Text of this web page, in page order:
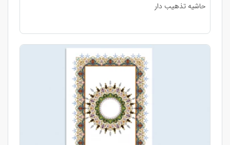
حاشیه تذهیب دار